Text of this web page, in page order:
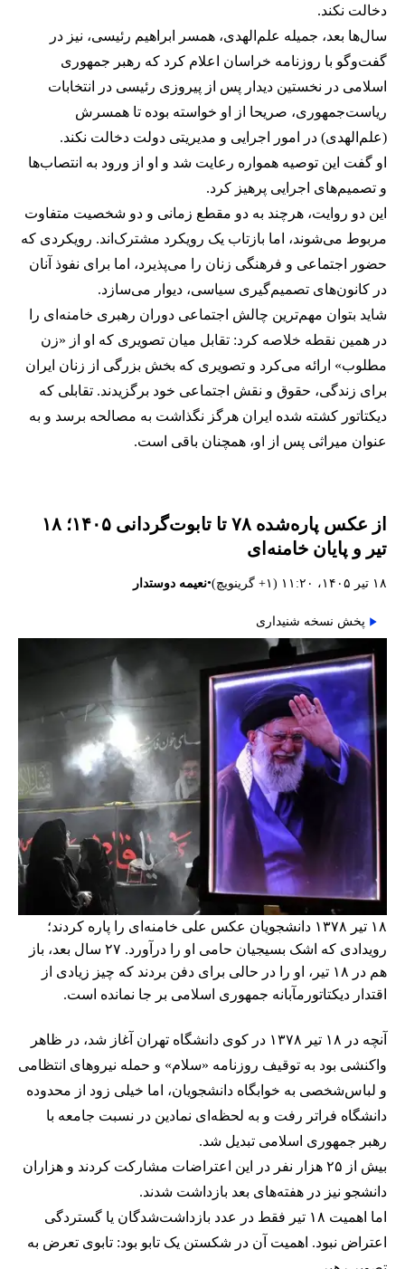
دخالت نکند.
سال‌ها بعد، جمیله علم‌الهدی، همسر ابراهیم رئیسی، نیز در
گفت‌وگو با روزنامه خراسان اعلام کرد که رهبر جمهوری
اسلامی در نخستین دیدار پس از پیروزی رئیسی در انتخابات
ریاست‌جمهوری، صریحا از او خواسته بوده تا همسرش
(علم‌الهدی) در امور اجرایی و مدیریتی دولت دخالت نکند.
او گفت این توصیه همواره رعایت شد و او از ورود به انتصاب‌ها
و تصمیم‌های اجرایی پرهیز کرد.
این دو روایت، هرچند به دو مقطع زمانی و دو شخصیت متفاوت
مربوط می‌شوند، اما بازتاب یک رویکرد مشترک‌اند. رویکردی که
حضور اجتماعی و فرهنگی زنان را می‌پذیرد، اما برای نفوذ آنان
در کانون‌های تصمیم‌گیری سیاسی، دیوار می‌سازد.
شاید بتوان مهم‌ترین چالش اجتماعی دوران رهبری خامنه‌ای را
در همین نقطه خلاصه کرد: تقابل میان تصویری که او از «زن
مطلوب» ارائه می‌کرد و تصویری که بخش بزرگی از زنان ایران
برای زندگی، حقوق و نقش اجتماعی خود برگزیدند. تقابلی که
دیکتاتور کشته شده ایران هرگز نگذاشت به مصالحه برسد و به
عنوان میراثی پس از او، همچنان باقی است.
از عکس پاره‌شده ۷۸ تا تابوت‌گردانی ۱۴۰۵؛ ۱۸
تیر و پایان خامنه‌ای
۱۸ تیر ۱۴۰۵، ۱۱:۲۰ (‎+۱ گرینویچ) •نعیمه دوستدار
پخش نسخه شنیداری
۱۸ تیر ۱۳۷۸ دانشجویان عکس علی خامنه‌ای را پاره کردند؛
رویدادی که اشک بسیجیان حامی او را درآورد. ۲۷ سال بعد، باز
هم در ۱۸ تیر، او را در حالی برای دفن بردند که چیز زیادی از
اقتدار دیکتاتورمآبانه جمهوری اسلامی بر جا نمانده است.
آنچه در ۱۸ تیر ۱۳۷۸ در کوی دانشگاه تهران آغاز شد، در ظاهر
واکنشی بود به توقیف روزنامه «سلام» و حمله نیروهای انتظامی
و لباس‌شخصی به خوابگاه دانشجویان، اما خیلی زود از محدوده
دانشگاه فراتر رفت و به لحظه‌ای نمادین در نسبت جامعه با
رهبر جمهوری اسلامی تبدیل شد.
بیش از ۲۵ هزار نفر در این اعتراضات مشارکت کردند و هزاران
دانشجو نیز در هفته‌های بعد بازداشت شدند.
اما اهمیت ۱۸ تیر فقط در عدد بازداشت‌شدگان یا گستردگی
اعتراض نبود. اهمیت آن در شکستن یک تابو بود: تابوی تعرض به